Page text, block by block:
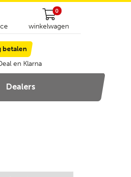
0
winkelwagen
betalen
en Klarna
Dealers